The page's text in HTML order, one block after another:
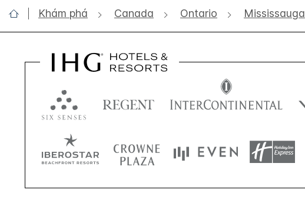
Khám phá Canada Ontario Mississauga